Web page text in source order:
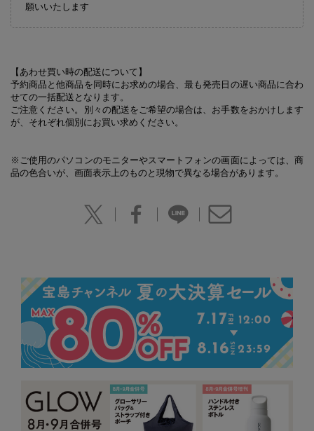
願いいたします
【あわせ買い時の配送について】
予約商品と他商品を同時にお求めの場合、最も発売日の遅い商品に合わ
せての一括配送となります。
ご注意ください。別々の配送をご希望の場合は、お手数をおかけします
が、それぞれ個別にお買い求めください。
※ご使用のパソコンのモニターやスマートフォンの画面によっては、商
品の色合いが、画面表示上のものと現物で異なる場合があります。